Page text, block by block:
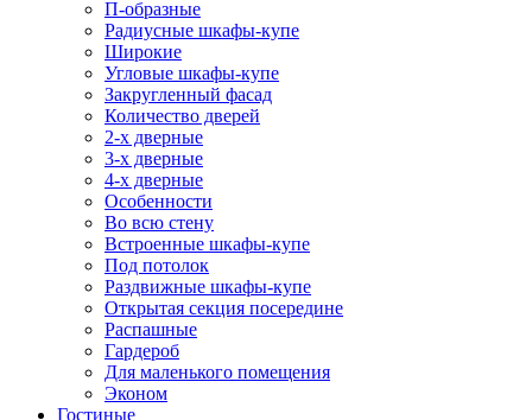
П-образные
Радиусные шкафы-купе
Широкие
Угловые шкафы-купе
Закругленный фасад
Количество дверей
2-х дверные
3-х дверные
4-х дверные
Особенности
Во всю стену
Встроенные шкафы-купе
Под потолок
Раздвижные шкафы-купе
Открытая секция посередине
Распашные
Гардероб
Для маленького помещения
Эконом
Гостиные